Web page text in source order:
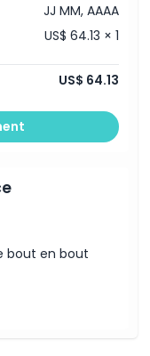
JJ MM, AAAA
US$ 64.13 × 1
US$ 64.13
bout en bout